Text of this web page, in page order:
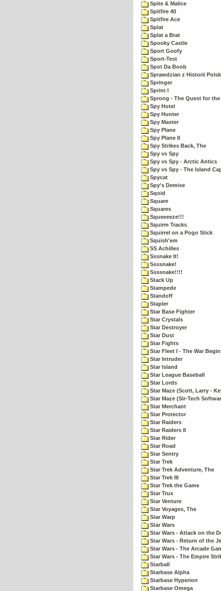
Spite & Malice
Spitfire 40
Spitfire Ace
Splat
Splat a Brat
Spooky Castle
Sport Goofy
Sport-Test
Spot Da Boob
Sprawdzian z Historii
Springer
Sprint I
Sprong - The Quest for
Spy Hotel
Spy Hunter
Spy Master
Spy Plane
Spy Plane II
Spy Strikes Back, The
Spy vs Spy
Spy vs Spy - Arctic Antics
Spy vs Spy - The Island
Spycat
Spy's Demise
Sqoid
Square
Squares
Squeeeeze!!!
Squirm Tracks
Squirrel on a Pogo Stick
Squish'em
SS Achilles
Sssnake It!
Ssssnake!
Ssssnake!!!!
Stack Up
Stampede
Standoff
Stapler
Star Base Fighter
Star Crystals
Star Destroyer
Star Dust
Star Fights
Star Fleet I - The War
Star Intruder
Star Island
Star League Baseball
Star Lords
Star Maze (Scott, Larry -
Star Maze (Sir-Tech
Star Merchant
Star Protector
Star Raiders
Star Raiders II
Star Rider
Star Road
Star Sentry
Star Trek
Star Trek Adventure, The
Star Trek III
Star Trek the Game
Star Trux
Star Venture
Star Voyages, The
Star Warp
Star Wars
Star Wars - Attack on the
Star Wars - Return of the
Star Wars - The Arcade
Star Wars - The Empire
Starball
Starbase Alpha
Starbase Hyperion
Starbase Omega